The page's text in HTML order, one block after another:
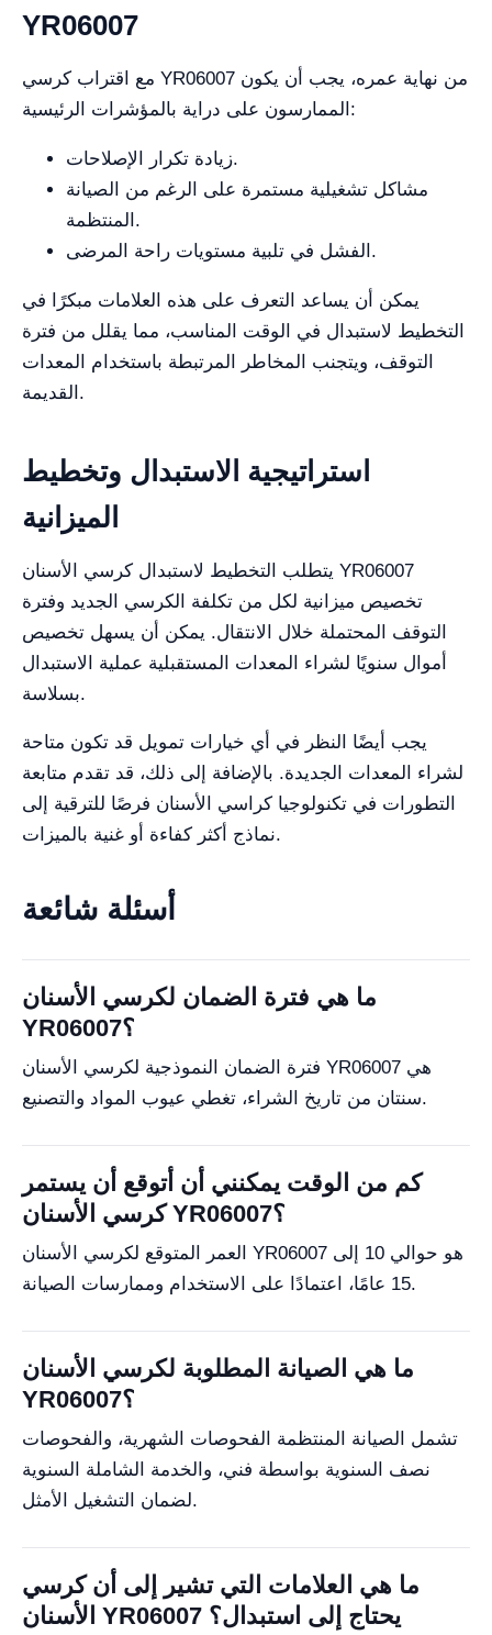
YR06007
مع اقتراب كرسي YR06007 من نهاية عمره، يجب أن يكون
الممارسون على دراية بالمؤشرات الرئيسية:
زيادة تكرار الإصلاحات.
مشاكل تشغيلية مستمرة على الرغم من الصيانة
المنتظمة.
الفشل في تلبية مستويات راحة المرضى.
يمكن أن يساعد التعرف على هذه العلامات مبكرًا في
التخطيط لاستبدال في الوقت المناسب، مما يقلل من فترة
التوقف، ويتجنب المخاطر المرتبطة باستخدام المعدات
القديمة.
استراتيجية الاستبدال وتخطيط
الميزانية
يتطلب التخطيط لاستبدال كرسي الأسنان YR06007
تخصيص ميزانية لكل من تكلفة الكرسي الجديد وفترة
التوقف المحتملة خلال الانتقال. يمكن أن يسهل تخصيص
أموال سنويًا لشراء المعدات المستقبلية عملية الاستبدال
بسلاسة.
يجب أيضًا النظر في أي خيارات تمويل قد تكون متاحة
لشراء المعدات الجديدة. بالإضافة إلى ذلك، قد تقدم متابعة
التطورات في تكنولوجيا كراسي الأسنان فرصًا للترقية إلى
نماذج أكثر كفاءة أو غنية بالميزات.
أسئلة شائعة
ما هي فترة الضمان لكرسي الأسنان
YR06007؟
فترة الضمان النموذجية لكرسي الأسنان YR06007 هي
سنتان من تاريخ الشراء، تغطي عيوب المواد والتصنيع.
كم من الوقت يمكنني أن أتوقع أن يستمر
كرسي الأسنان YR06007؟
العمر المتوقع لكرسي الأسنان YR06007 هو حوالي 10 إلى
15 عامًا، اعتمادًا على الاستخدام وممارسات الصيانة.
ما هي الصيانة المطلوبة لكرسي الأسنان
YR06007؟
تشمل الصيانة المنتظمة الفحوصات الشهرية، والفحوصات
نصف السنوية بواسطة فني، والخدمة الشاملة السنوية
لضمان التشغيل الأمثل.
ما هي العلامات التي تشير إلى أن كرسي
الأسنان YR06007 يحتاج إلى استبدال؟